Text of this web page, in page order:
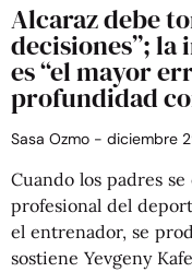
Alcaraz debe
decisiones”;
es “el mayor
profundidad
Sasa Ozmo diciembre
Cuando los padres
profesional del
el entrenador, se
sostiene Yevgeny